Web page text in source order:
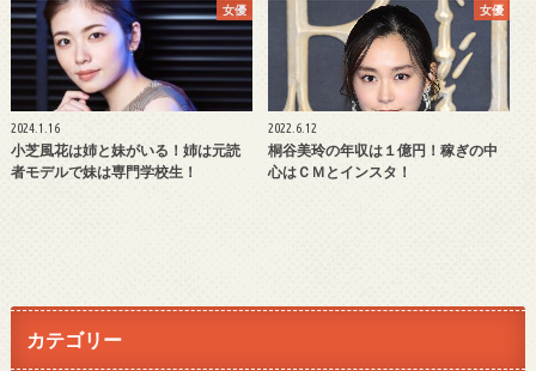
女優
2024.1.16
小芝風花は姉と妹がいる！姉は元読
者モデルで妹は専門学校生！
女優
2022.6.12
桐谷美玲の年収は１億円！稼ぎの中
心はＣＭとインスタ！
カテゴリー